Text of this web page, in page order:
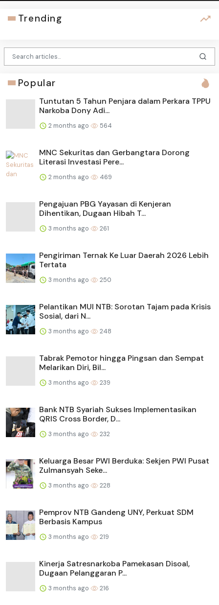
Trending
Popular
Tuntutan 5 Tahun Penjara dalam Perkara TPPU
Narkoba Dony Adi...
2 months ago 564
MNC Sekuritas dan Gerbangtara Dorong
Literasi Investasi Pere...
2 months ago 469
Pengajuan PBG Yayasan di Kenjeran
Dihentikan, Dugaan Hibah T...
3 months ago 261
Pengiriman Ternak Ke Luar Daerah 2026 Lebih
Tertata
3 months ago 250
Pelantikan MUI NTB: Sorotan Tajam pada Krisis
Sosial, dari N...
3 months ago 248
Tabrak Pemotor hingga Pingsan dan Sempat
Melarikan Diri, Bil...
3 months ago 239
Bank NTB Syariah Sukses Implementasikan
QRIS Cross Border, D...
3 months ago 232
Keluarga Besar PWI Berduka: Sekjen PWI Pusat
Zulmansyah Seke...
3 months ago 228
Pemprov NTB Gandeng UNY, Perkuat SDM
Berbasis Kampus
3 months ago 219
Kinerja Satresnarkoba Pamekasan Disoal,
Dugaan Pelanggaran P...
3 months ago 216